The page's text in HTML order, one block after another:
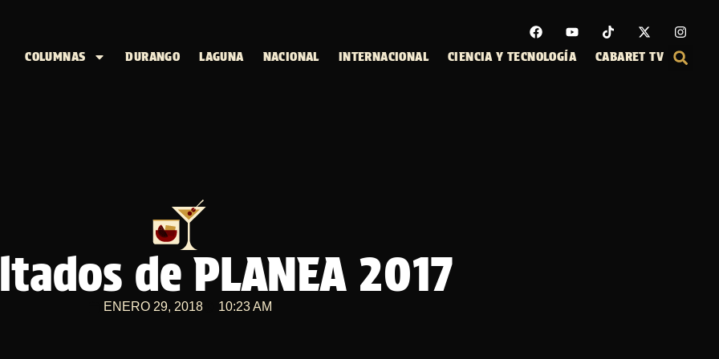
COLUMNAS DURANGO LAGUNA NACIONAL INTERNACIONAL CIENCIA Y TECNOLOGÍA CABARET TV
de PLANEA 2017
ENERO 29, 2018 10:23 AM